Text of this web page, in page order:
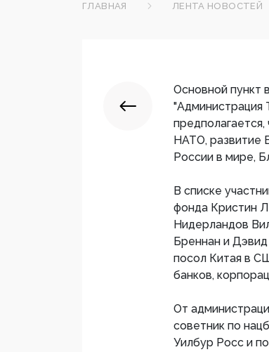
ГЛАВНАЯ ЛЕНТА НОВОСТЕЙ
Основной пункт
"Администрация
НАТО, развитие
России в мире,
В списке
фонда Кристин
Нидерландов
Бреннан и
посол Китая в
банков,
От
советник по
Уилбур Росс и